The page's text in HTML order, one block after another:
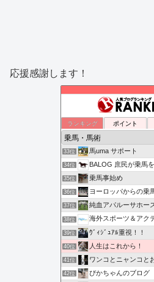
応援感謝します！
ランキング ポイント
33位 馬uma サポート
34位 BALOG 庶民が乗馬
35位 乗馬事始め
36位 ヨーロッパからの乗
37位 純血アパルーサホ
38位 海外スポーツ＆アク
39位 ｳﾞｨｼﾞｭｱﾙ重視！！
40位 人生はこれから！
41位 ワンコとニャンコと
42位 ぴかちゃんのブログ